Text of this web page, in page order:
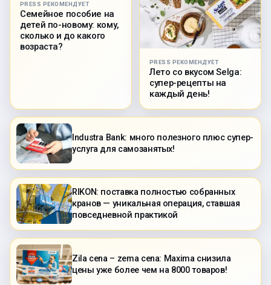
PRESS РЕКОМЕНДУЕТ
Семейное пособие на
детей по-новому: кому,
сколько и до какого
возраста?
PRESS РЕКОМЕНДУЕТ
Лето со вкусом Selga:
супер-рецепты на
каждый день!
Industra Bank: много полезного плюс супер-
услуга для самозанятых!
RIKON: поставка полностью собранных
кранов — уникальная операция, ставшая
повседневной практикой
Zila cena – zema cena: Maxima снизила
цены уже более чем на 8000 товаров!